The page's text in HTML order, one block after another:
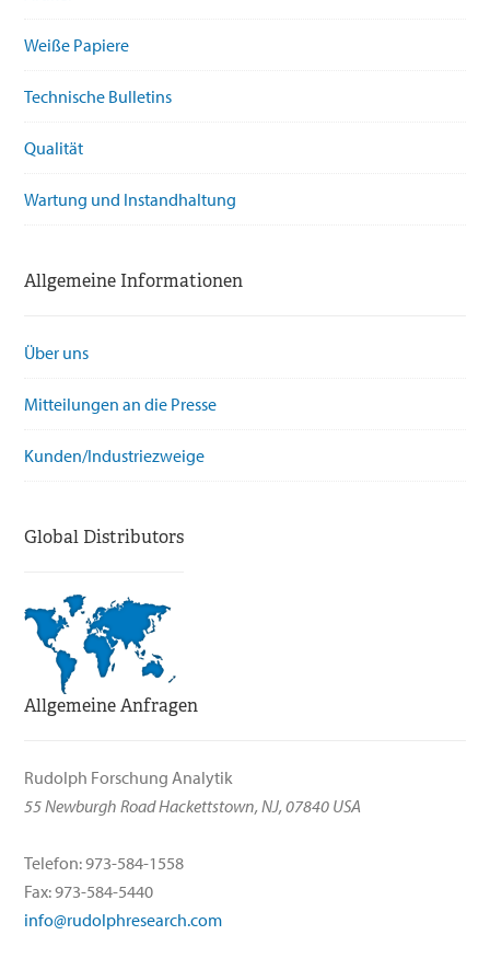
Weiße Papiere
Technische Bulletins
Qualität
Wartung und Instandhaltung
Allgemeine Informationen
Über uns
Mitteilungen an die Presse
Kunden/Industriezweige
Global Distributors
Allgemeine Anfragen
Rudolph Forschung Analytik
55 Newburgh Road Hackettstown, NJ, 07840 USA
Telefon: 973-584-1558
Fax: 973-584-5440
info@rudolphresearch.com